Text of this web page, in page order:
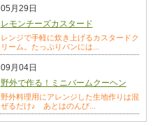
05月29日
レモンチーズカスタード
レンジで手軽に炊き上げるカスタードク
リーム。たっぷりパンには...
09月04日
野外で作る！ミニバームクーヘン
野外料理用にアレンジした生地作りは混
ぜるだけ♪ あとはのんび...